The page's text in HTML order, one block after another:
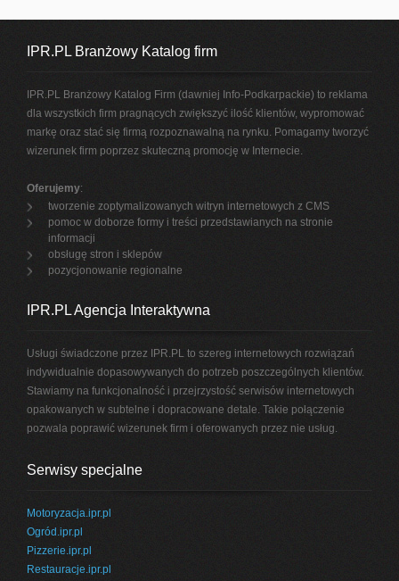
IPR.PL Branżowy Katalog firm
IPR.PL Branżowy Katalog Firm (dawniej Info-Podkarpackie) to reklama
dla wszystkich firm pragnących zwiększyć ilość klientów, wypromować
markę oraz stać się firmą rozpoznawalną na rynku. Pomagamy tworzyć
wizerunek firm poprzez skuteczną promocję w Internecie.
Oferujemy:
tworzenie zoptymalizowanych witryn internetowych z CMS
pomoc w doborze formy i treści przedstawianych na stronie
informacji
obsługę stron i sklepów
pozycjonowanie regionalne
IPR.PL Agencja Interaktywna
Usługi świadczone przez IPR.PL to szereg internetowych rozwiązań
indywidualnie dopasowywanych do potrzeb poszczególnych klientów.
Stawiamy na funkcjonalność i przejrzystość serwisów internetowych
opakowanych w subtelne i dopracowane detale. Takie połączenie
pozwala poprawić wizerunek firm i oferowanych przez nie usług.
Serwisy specjalne
Motoryzacja.ipr.pl
Ogród.ipr.pl
Pizzerie.ipr.pl
Restauracje.ipr.pl